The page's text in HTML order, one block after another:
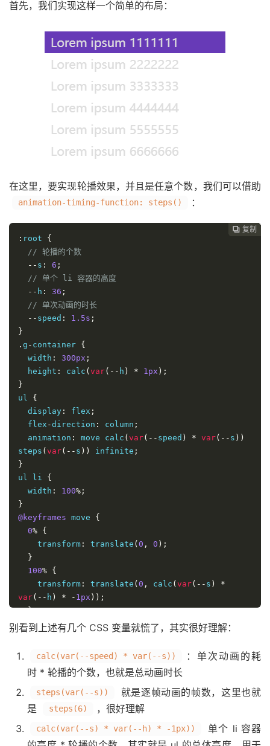
首先，我们实现这样一个简单的布局：
在这里，要实现轮播效果，并且是任意个数，我们可以借助
animation-timing-function: steps() ：
 复制
 复制
 复制
 复制
 复制
 复制
 复制
 复制
: root {
// 轮播的个数
-- s : 6 ;
// 单个 li 容器的高度
-- h : 36 ;
// 单次动画的时长
-- speed : 1.5s ;
}
. g - container {
width : 300px ;
height : calc ( var(-- h ) * 1px );
}
ul {
display : flex ;
flex -direction : column ;
animation : move calc ( var(-- speed ) * var(-- s ))
steps ( var(-- s )) infinite ;
}
ul li {
width : 100%;
}
@keyframes move {
0% {
transform : translate ( 0 , 0 );
}
100% {
transform : translate ( 0 , calc ( var(-- s )
*
var(-- h ) * - 1px ));
}
}
别看到上述有几个 CSS 变量就慌了，其实很好理解：
calc(var(--speed) * var(--s))
：单次动画的耗
时 * 轮播的个数，也就是总动画时长
steps(var(--s))
就是逐帧动画的帧数，这里也就
是
steps(6) ，很好理解
calc(var(--s) * var(--h) * -1px))
单个 li 容器